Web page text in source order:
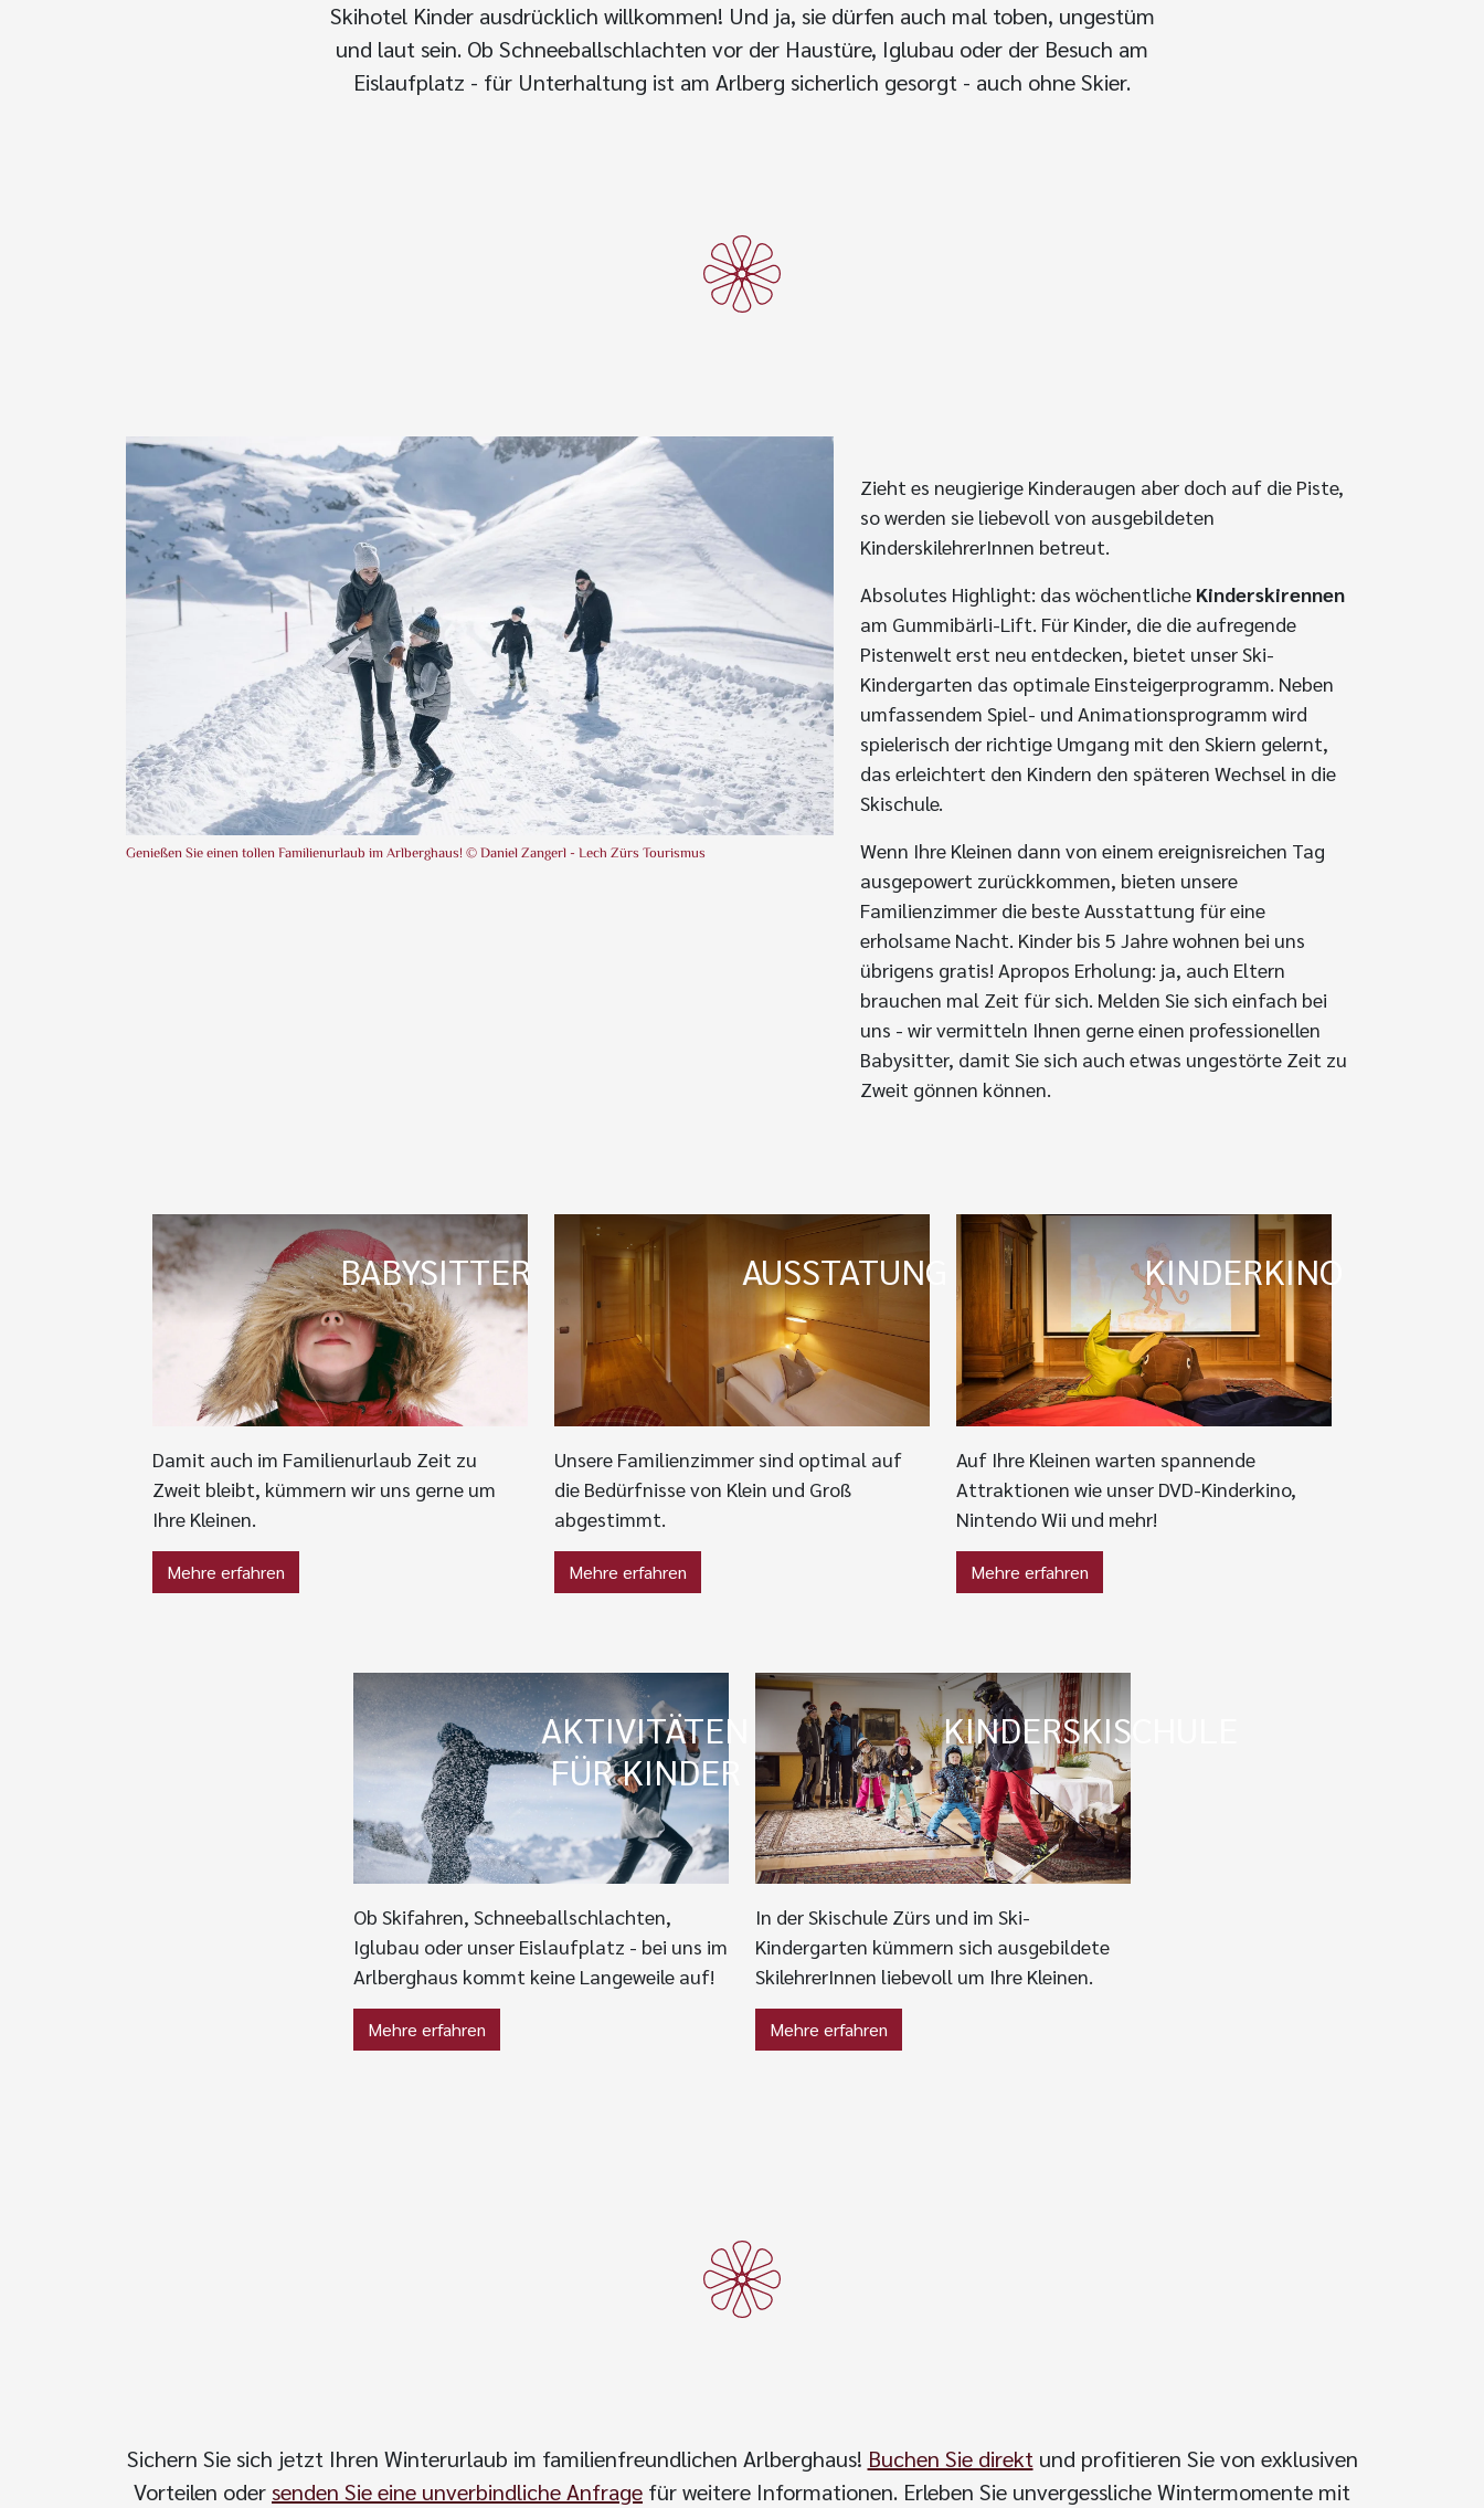
Skihotel Kinder ausdrücklich willkommen! Und ja, sie dürfen auch mal toben, ungestüm
und laut sein. Ob Schneeballschlachten vor der Haustüre, Iglubau oder der Besuch am
Eislaufplatz - für Unterhaltung ist am Arlberg sicherlich gesorgt - auch ohne Skier.
Genießen Sie einen tollen Familienurlaub im Arlberghaus! © Daniel Zangerl - Lech Zürs Tourismus
Zieht es neugierige Kinderaugen aber doch auf die Piste,
so werden sie liebevoll von ausgebildeten
KinderskilehrerInnen betreut.
Absolutes Highlight: das wöchentliche Kinderskirennen
am Gummibärli-Lift. Für Kinder, die die aufregende
Pistenwelt erst neu entdecken, bietet unser Ski-
Kindergarten das optimale Einsteigerprogramm. Neben
umfassendem Spiel- und Animationsprogramm wird
spielerisch der richtige Umgang mit den Skiern gelernt,
das erleichtert den Kindern den späteren Wechsel in die
Skischule.
Wenn Ihre Kleinen dann von einem ereignisreichen Tag
ausgepowert zurückkommen, bieten unsere
Familienzimmer die beste Ausstattung für eine
erholsame Nacht. Kinder bis 5 Jahre wohnen bei uns
übrigens gratis! Apropos Erholung: ja, auch Eltern
brauchen mal Zeit für sich. Melden Sie sich einfach bei
uns - wir vermitteln Ihnen gerne einen professionellen
Babysitter, damit Sie sich auch etwas ungestörte Zeit zu
Zweit gönnen können.
BABYSITTER
Damit auch im Familienurlaub Zeit zu
Zweit bleibt, kümmern wir uns gerne um
Ihre Kleinen.
Mehre erfahren
AUSSTATUNG
Unsere Familienzimmer sind optimal auf
die Bedürfnisse von Klein und Groß
abgestimmt.
Mehre erfahren
KINDERKINO
Auf Ihre Kleinen warten spannende
Attraktionen wie unser DVD-Kinderkino,
Nintendo Wii und mehr!
Mehre erfahren
AKTIVITÄTEN
FÜR KINDER
Ob Skifahren, Schneeballschlachten,
Iglubau oder unser Eislaufplatz - bei uns im
Arlberghaus kommt keine Langeweile auf!
Mehre erfahren
KINDERSKISCHULE
In der Skischule Zürs und im Ski-
Kindergarten kümmern sich ausgebildete
SkilehrerInnen liebevoll um Ihre Kleinen.
Mehre erfahren
Sichern Sie sich jetzt Ihren Winterurlaub im familienfreundlichen Arlberghaus! Buchen Sie direkt und profitieren Sie von exklusiven
Vorteilen oder senden Sie eine unverbindliche Anfrage für weitere Informationen. Erleben Sie unvergessliche Wintermomente mit